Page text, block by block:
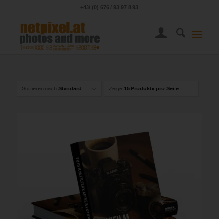
+43/ (0) 676 / 93 97 8 93
Sortieren nach Standard Zeige 15 Produkte pro Seite